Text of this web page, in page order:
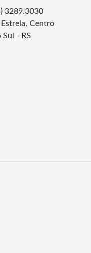
3289.3030
Estrela, Centro
- RS